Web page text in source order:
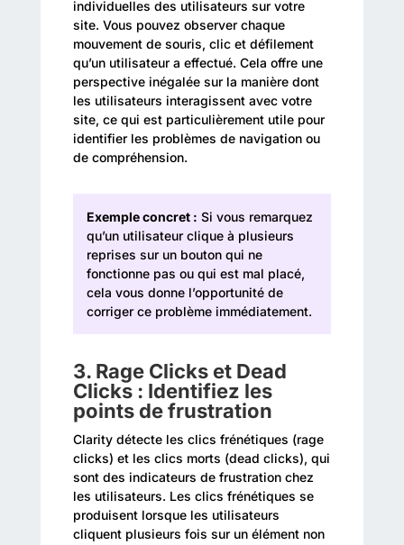
individuelles des utilisateurs sur votre
site. Vous pouvez observer chaque
mouvement de souris, clic et défilement
qu’un utilisateur a effectué. Cela offre une
perspective inégalée sur la manière dont
les utilisateurs interagissent avec votre
site, ce qui est particulièrement utile pour
identifier les problèmes de navigation ou
de compréhension.
Exemple concret : Si vous remarquez
qu’un utilisateur clique à plusieurs
reprises sur un bouton qui ne
fonctionne pas ou qui est mal placé,
cela vous donne l’opportunité de
corriger ce problème immédiatement.
3. Rage Clicks et Dead
Clicks : Identifiez les
points de frustration
Clarity détecte les clics frénétiques (rage
clicks) et les clics morts (dead clicks), qui
sont des indicateurs de frustration chez
les utilisateurs. Les clics frénétiques se
produisent lorsque les utilisateurs
cliquent plusieurs fois sur un élément non